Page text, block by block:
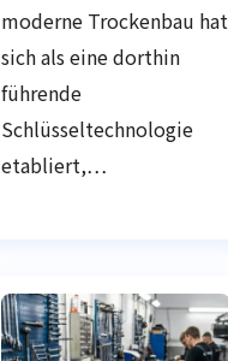
moderne Trockenbau hat
sich als eine dorthin
führende
Schlüsseltechnologie
etabliert,…